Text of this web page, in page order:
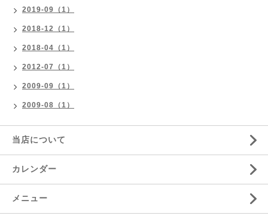
2019-09（1）
2018-12（1）
2018-04（1）
2012-07（1）
2009-09（1）
2009-08（1）
当店について
カレンダー
メニュー